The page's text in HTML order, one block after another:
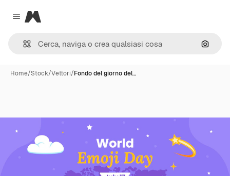
Close menu
Magnific
Cerca
Home/Stock/Vettori/Fondo del giorno del…